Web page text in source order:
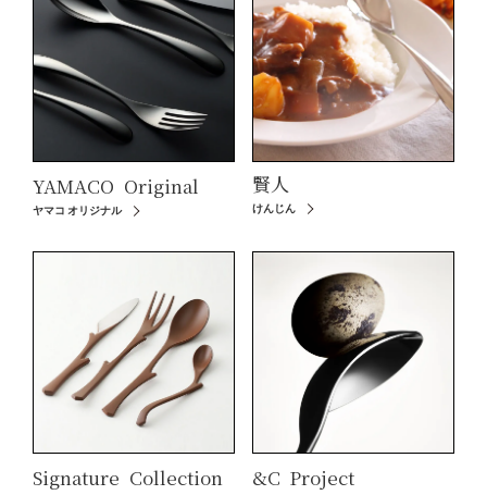
YAMACO Original
ヤマコ オリジナル
賢人
けんじん
Signature Collection &C Project